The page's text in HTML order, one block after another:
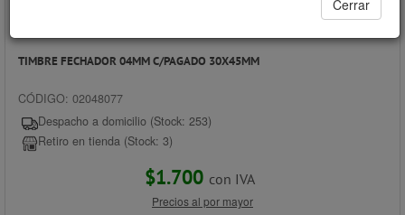
Cerrar
TIMBRE FECHADOR 04MM C/PAGADO 30X45MM
CÓDIGO: 02048077
Despacho a domicilio (Stock: 253)
Retiro en tienda (Stock: 3)
$1.700 con IVA
Precios al por mayor